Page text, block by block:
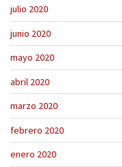
julio 2020
junio 2020
mayo 2020
abril 2020
marzo 2020
febrero 2020
enero 2020